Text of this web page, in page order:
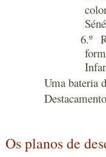
6.º
Uma bateria
Os planos de